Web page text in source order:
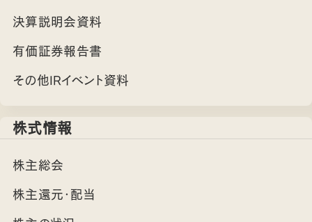
決算説明会資料
有価証券報告書
その他IRイベント資料
株式情報
株主総会
株主還元・配当